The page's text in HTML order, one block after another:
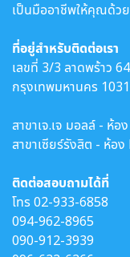
เป็นมืออาชีพให้คุณด้ว
ที่อยู่สำหรับติดต่อเรา
เลขที่ 3/3 ลาดพร้าว
กรุงเทพมหานคร
สาขาเจ.เจ มอลล์ - ห้
สาขาเซียร์รังสิต - ห้อง
ติดต่อสอบถามได้ที่
โทร02-933-6858
094-962-8965
090-912-3939